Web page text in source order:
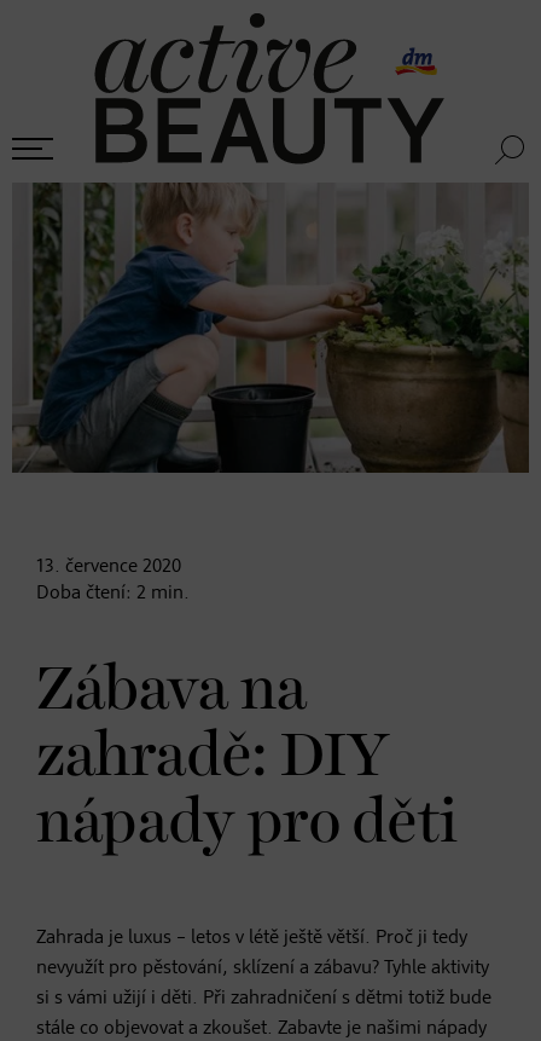
13. července 2020
Doba čtení: 2 min.
Zábava na
zahradě: DIY
nápady pro děti
Zahrada je luxus – letos v létě ještě větší. Proč ji tedy
nevyužít pro pěstování, sklízení a zábavu? Tyhle aktivity
si s vámi užijí i děti. Při zahradničení s dětmi totiž bude
stále co objevovat a zkoušet. Zabavte je našimi nápady